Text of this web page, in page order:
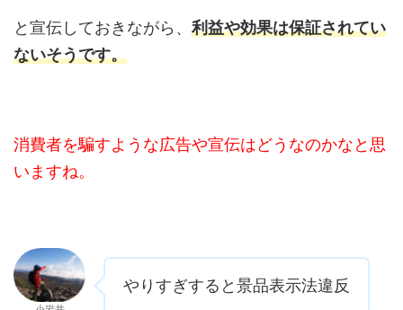
と宣伝しておきながら、 利益や効果は保証されてい
ないそうです。
消費者を騙すような広告や宣伝はどうなのかなと思
いますね。
やりすぎすると景品表示法違反